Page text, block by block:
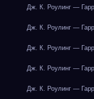
Дж. К. Роулинг —
Дж. К. Роулинг —
Дж. К. Роулинг —
Дж. К. Роулинг —
Дж. К. Роулинг —